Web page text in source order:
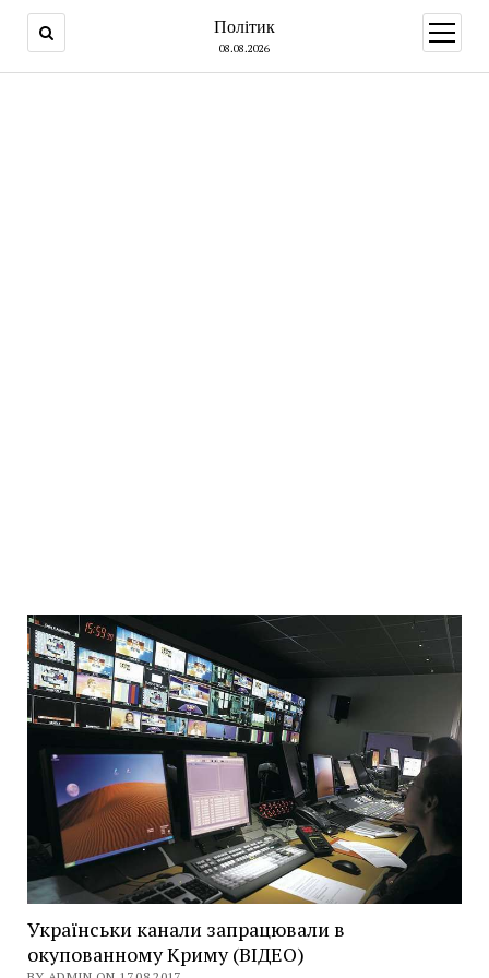
Політик
08.08.2026
open
menu
Українськи канали запрацювали в
окупованному Криму (ВІДЕО)